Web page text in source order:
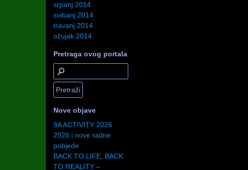
srpanj 2014
svibanj 2014
travanj 2014
ožujak 2014
Pretraga ovog portala
Nove objave
9A ACTIVITY 2026
2026 i nove radne
pobjede
BACK TO LIFE, BACK
TO REALITY –